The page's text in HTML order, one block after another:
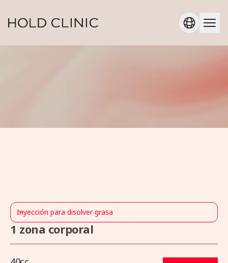
Inyección para disolver grasa
1 zona corporal